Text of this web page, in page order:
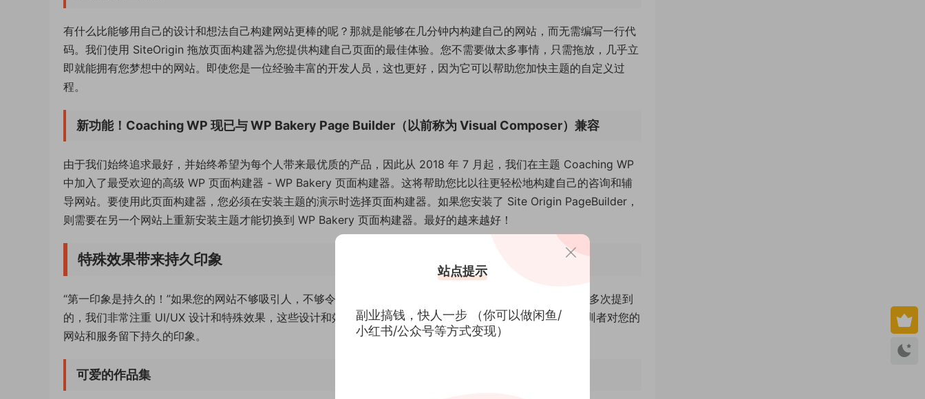
有什么比能够用自己的设计和想法自己构建网站更棒的呢？那就是能够在几分钟内构建自己的网站，而无需编写一行代
码。我们使用 SiteOrigin 拖放页面构建器为您提供构建自己页面的最佳体验。您不需要做太多事情，只需拖放，几乎立
即就能拥有您梦想中的网站。即使您是一位经验丰富的开发人员，这也更好，因为它可以帮助您加快主题的自定义过
程。
新功能！Coaching WP 现已与 WP Bakery Page Builder（以前称为 Visual Composer）兼容
由于我们始终追求最好，并始终希望为每个人带来最优质的产品，因此从 2018 年 7 月起，我们在主题 Coaching WP
中加入了最受欢迎的高级 WP 页面构建器 - WP Bakery 页面构建器。这将帮助您比以往更轻松地构建自己的咨询和辅
导网站。要使用此页面构建器，您必须在安装主题的演示时选择页面构建器。如果您安装了 Site Origin PageBuilder，
则需要在另一个网站上重新安装主题才能切换到 WP Bakery 页面构建器。最好的越来越好！
特殊效果带来持久印象
“第一印象是持久的！”如果您的网站不够吸引人，不够令人印象深刻，它就会从客户的脑海中消失。正如我们多次提到
的，我们非常注重 UI/UX 设计和特殊效果，这些设计和效果既有趣又优雅，可以让您的客户、受训人员和受训者对您的
网站和服务留下持久的印象。
可爱的作品集
站点提示
副业搞钱，快人一步 （你可以做闲鱼/
小红书/公众号等方式变现）